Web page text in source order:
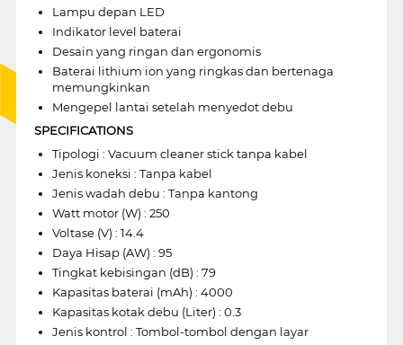
Lampu depan LED
Indikator level baterai
Desain yang ringan dan ergonomis
Baterai lithium ion yang ringkas dan bertenaga
memungkinkan
Mengepel lantai setelah menyedot debu
SPECIFICATIONS
Tipologi : Vacuum cleaner stick tanpa kabel
Jenis koneksi : Tanpa kabel
Jenis wadah debu : Tanpa kantong
Watt motor (W) : 250
Voltase (V) : 14.4
Daya Hisap (AW) : 95
Tingkat kebisingan (dB) : 79
Kapasitas baterai (mAh) : 4000
Kapasitas kotak debu (Liter) : 0.3
Jenis kontrol : Tombol-tombol dengan layar